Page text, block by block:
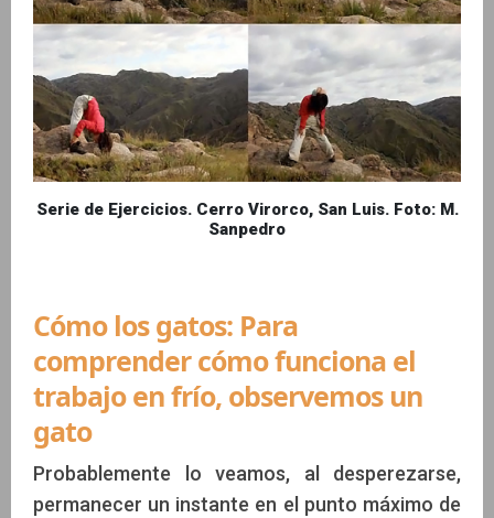
Serie de Ejercicios. Cerro Virorco, San Luis. Foto: M.
Sanpedro
Cómo los gatos: Para
comprender cómo funciona el
trabajo en frío, observemos un
gato
Probablemente lo veamos, al desperezarse,
permanecer un instante en el punto máximo de